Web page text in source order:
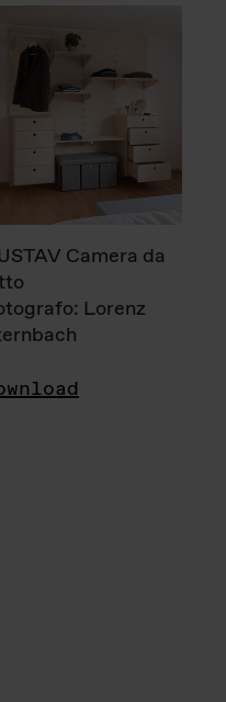
Camera da
Lorenz